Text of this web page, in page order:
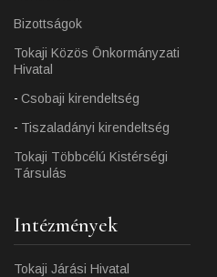
Bizottságok
Tokaji Közös Önkormányzati
Hivatal
Csobaji kirendeltség
Tiszaladányi kirendeltség
Tokaji Többcélú Kistérségi
Társulás
Intézmények
Tokaji Járási Hivatal